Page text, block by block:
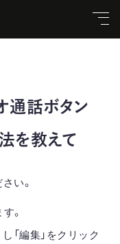
通話ボタン
を教えて
い。
。
「編集」をクリック